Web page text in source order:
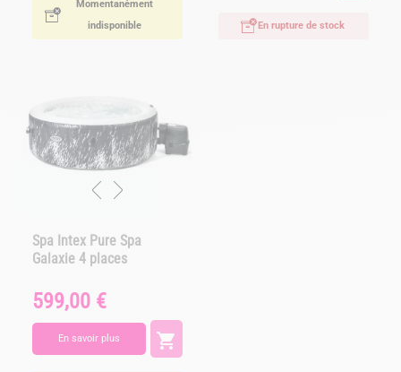
Momentanément
indisponible
En rupture de stock
Spa Intex Pure Spa
Galaxie 4 places
Prix
599,00 €
En savoir plus 